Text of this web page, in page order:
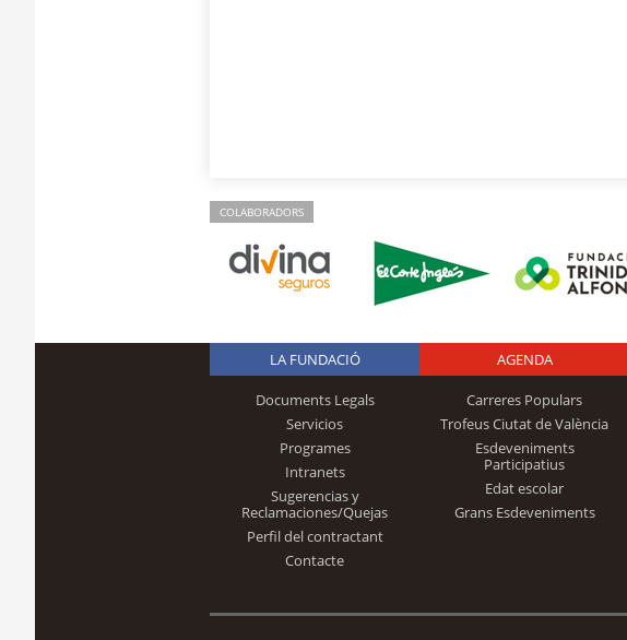
COLABORADORS
Logo Fundación
Trinidad Alfonso
LA FUNDACIÓ
Documents Legals
Servicios
Programes
Intranets
Sugerencias y
Reclamaciones/Quejas
Perfil del contractant
Contacte
AGENDA
Carreres Populars
Trofeus Ciutat de València
Esdeveniments
Participatius
Edat escolar
Grans Esdeveniments